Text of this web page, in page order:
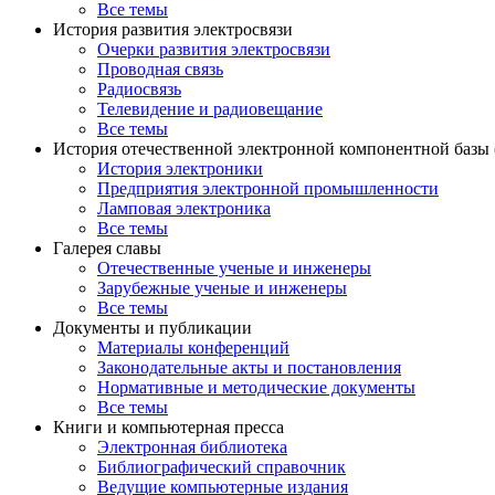
Все темы
История развития электросвязи
Очерки развития электросвязи
Проводная связь
Радиосвязь
Телевидение и радиовещание
Все темы
История отечественной электронной компонентной
История электроники
Предприятия электронной промышленности
Ламповая электроника
Все темы
Галерея славы
Отечественные ученые и инженеры
Зарубежные ученые и инженеры
Все темы
Документы и публикации
Материалы конференций
Законодательные акты и постановления
Нормативные и методические документы
Все темы
Книги и компьютерная пресса
Электронная библиотека
Библиографический справочник
Ведущие компьютерные издания